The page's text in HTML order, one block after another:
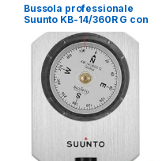
Bussola professionale
Suunto KB-14/360R G con
custodia